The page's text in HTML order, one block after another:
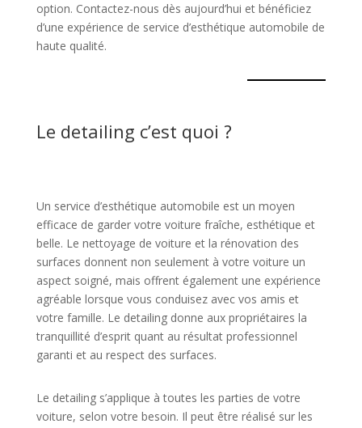
option. Contactez-nous dès aujourd’hui et bénéficiez
d’une expérience de service d’esthétique automobile de
haute qualité.
Le detailing c’est quoi ?
Un service d’esthétique automobile est un moyen
efficace de garder votre voiture fraîche, esthétique et
belle. Le nettoyage de voiture et la rénovation des
surfaces donnent non seulement à votre voiture un
aspect soigné, mais offrent également une expérience
agréable lorsque vous conduisez avec vos amis et
votre famille. Le detailing donne aux propriétaires la
tranquillité d’esprit quant au résultat professionnel
garanti et au respect des surfaces.
Le detailing s’applique à toutes les parties de votre
voiture, selon votre besoin. Il peut être réalisé sur les